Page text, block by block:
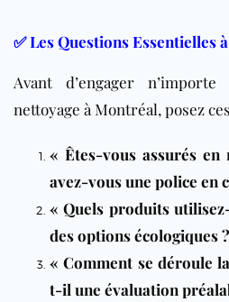
✅ Les Questions Essentielles
Avant d’engager
nettoyage à Montréal, posez
« Êtes-vous assurés
avez-vous une police en
« Quels produits
des options écologiques
« Comment se déroule
t-il une évaluation